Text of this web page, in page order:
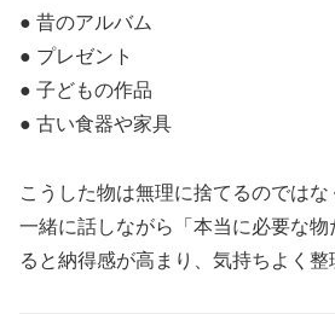
● 昔のアルバム
● プレゼント
● 子どもの作品
● 古い食器や家具
こうした物は無理に捨てるのではな
一緒に話しながら「本当に必要な
ると納得感が高まり、気持ちよく整